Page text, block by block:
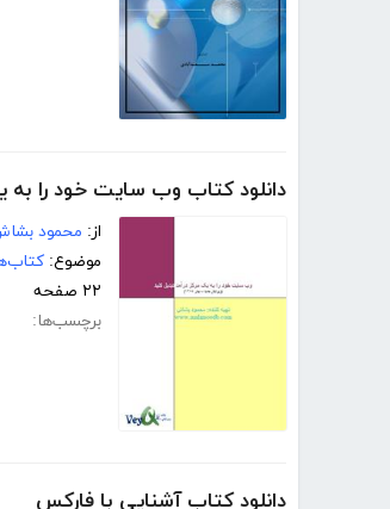
دانلود کتاب وب سایت خود را به
از: محمود
موضوع:
۲۲ صفحه
برچسب‌ها:
دانلود کتاب آشنایی با فارکس